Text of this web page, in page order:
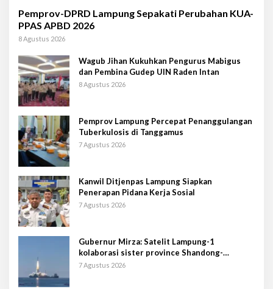
Pemprov-DPRD Lampung Sepakati Perubahan KUA-
PPAS APBD 2026
8 Agustus 2026
Wagub Jihan Kukuhkan Pengurus Mabigus
dan Pembina Gudep UIN Raden Intan
8 Agustus 2026
Pemprov Lampung Percepat Penanggulangan
Tuberkulosis di Tanggamus
7 Agustus 2026
Kanwil Ditjenpas Lampung Siapkan
Penerapan Pidana Kerja Sosial
7 Agustus 2026
Gubernur Mirza: Satelit Lampung-1
kolaborasi sister province Shandong-
Lampung
7 Agustus 2026